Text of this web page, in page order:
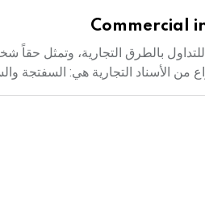
Commercial
بالطرق التجارية، وتمثل حقاً
من الأسناد التجارية هي: السفتجة